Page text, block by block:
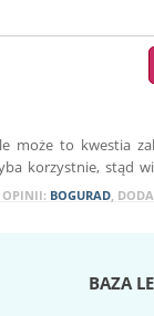
może to kwestia
korzystnie, stąd
OPINII: BOGURAD,
BAZA